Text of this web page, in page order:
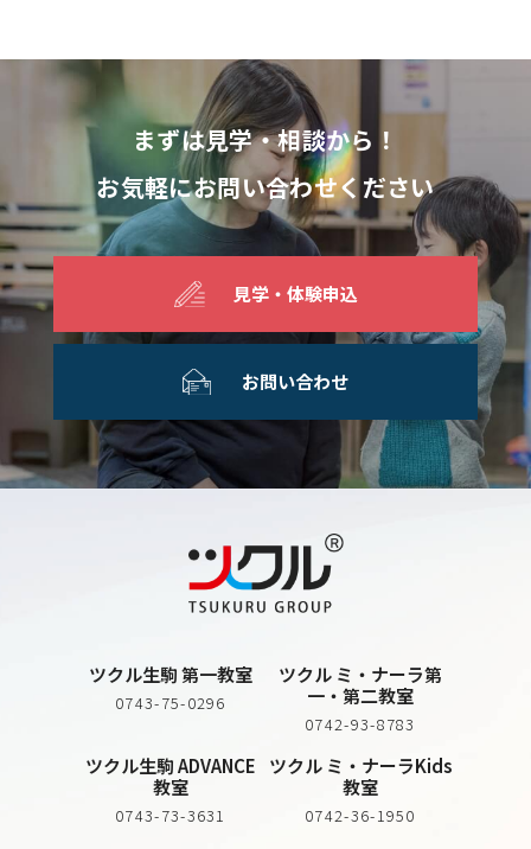
まずは見学・相談から！
お気軽にお問い合わせください
見学・体験申込
お問い合わせ
ツクル ミ・ナーラKids
教室
0742-36-1950
ツクル生駒 第一教室
0743-75-0296
ツクル ミ・ナーラ第
一・第二教室
0742-93-8783
ツクル生駒 ADVANCE
教室
0743-73-3631